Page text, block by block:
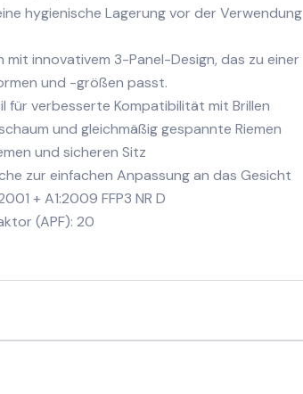
hygienische Lagerung vor der Verwendung
mit innovativem 3-Panel-Design, das zu einer
und -größen passt.
für verbesserte Kompatibilität mit Brillen
und gleichmäßig gespannte Riemen
und sicheren Sitz
zur einfachen Anpassung an das Gesicht
+ A1:2009 FFP3 NR D
(APF): 20